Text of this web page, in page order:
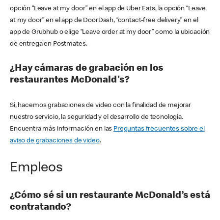
opción “Leave at my door” en el app de Uber Eats, la opción “Leave
at my door” en el app de DoorDash, “contact-free delivery” en el
app de Grubhub o elige “Leave order at my door” como la ubicación
de entrega en Postmates.
¿Hay cámaras de grabación en los
restaurantes McDonald's?
Sí, hacemos grabaciones de video con la finalidad de mejorar
nuestro servicio, la seguridad y el desarrollo de tecnología.
Encuentra más información en las Preguntas frecuentes sobre el
aviso de grabaciones de video.
Empleos
¿Cómo sé si un restaurante McDonald’s está
contratando?